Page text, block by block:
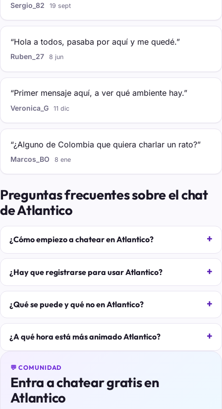
Sergio_82 19 sept
“Hola a todos, pasaba por aquí y me quedé.”
Ruben_27 8 jun
“Primer mensaje aquí, a ver qué ambiente hay.”
Veronica_G 11 dic
“¿Alguno de Colombia que quiera charlar un rato?”
Marcos_BO 8 ene
Preguntas frecuentes sobre el chat
de Atlantico
¿Cómo empiezo a chatear en Atlantico?
¿Hay que registrarse para usar Atlantico?
¿Qué se puede y qué no en Atlantico?
¿A qué hora está más animado Atlantico?
💬 COMUNIDAD
Entra a chatear gratis en
Atlantico